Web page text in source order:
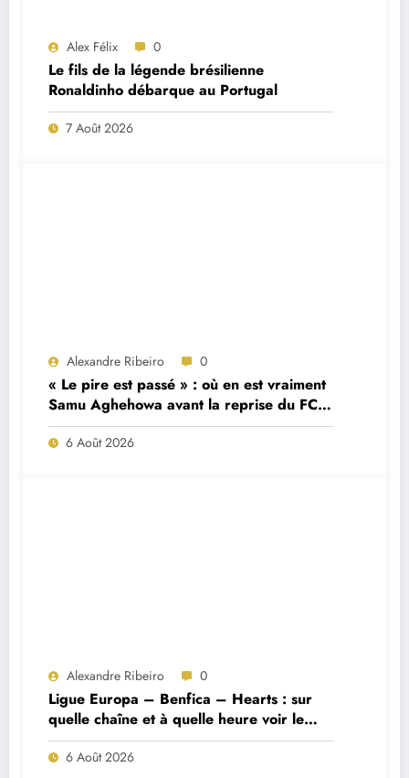
Alex Félix 0
Le fils de la légende brésilienne
Ronaldinho débarque au Portugal
7 Août 2026
Alexandre Ribeiro 0
« Le pire est passé » : où en est vraiment
Samu Aghehowa avant la reprise du FC
Porto ?
6 Août 2026
Alexandre Ribeiro 0
Ligue Europa – Benfica – Hearts : sur
quelle chaîne et à quelle heure voir le
match ?
6 Août 2026